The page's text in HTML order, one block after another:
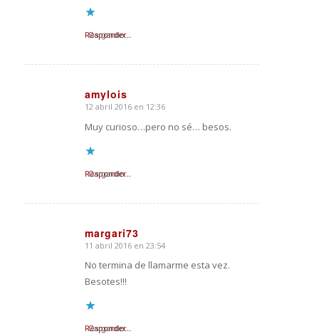
Cargando...
Responder
amylois
Dice:
12 abril 2016 en 12:36
Muy curioso…pero no sé… besos.
Cargando...
Responder
margari73
Dice:
11 abril 2016 en 23:54
No termina de llamarme esta vez.
Besotes!!!
Cargando...
Responder